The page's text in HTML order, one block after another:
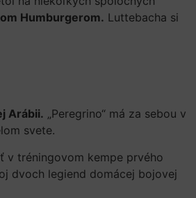
Humburgerom. Luttebacha si
Arábii. „Peregrino“ má za sebou v
svete.
v tréningovom kempe prvého
dvoch legiend domácej bojovej